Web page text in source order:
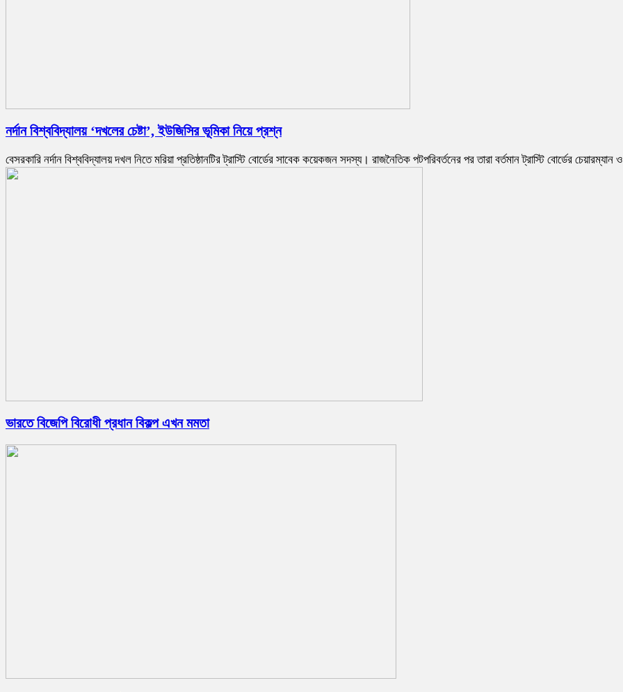
নর্দান বিশ্ববিদ্যালয় ‘দখলের চেষ্টা’, ইউজিসির ভূমিকা নিয়ে প্রশ্ন
বেসরকারি নর্দান বিশ্ববিদ্যালয় দখল নিতে মরিয়া প্রতিষ্ঠানটির ট্রাস্টি বোর্ডের সাবেক কয়েকজন সদস্য। রাজনৈতিক পটপরিবর্তনের পর তারা বর্তমান ট্রাস্টি বোর্ডের
ভারতে বিজেপি বিরোধী প্রধান বিকল্প এখন মমতা